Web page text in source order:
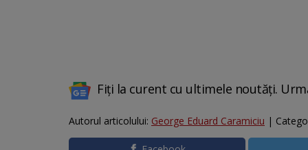
Fiți la curent cu ultimele noutăți.
Autorul articolului: George Eduard Caramiciu |